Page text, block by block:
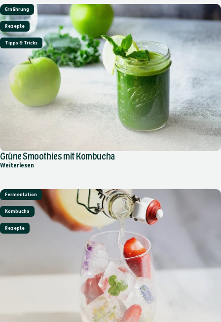
Ernährung
Rezepte
Tipps & Tricks
Grüne Smoothies mit Kombucha
Weiterlesen
Fermentation
Kombucha
Rezepte